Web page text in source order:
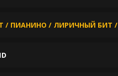
ПИАНИНО / ЛИРИЧНЫЙ БИТ /